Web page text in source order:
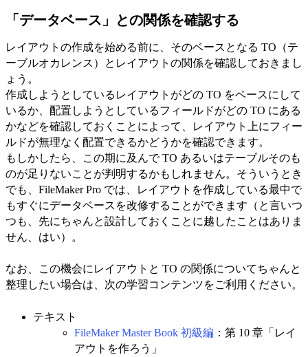
「データベース」との関係を確認する
レイアウトの作成を始める前に、そのベースとなる TO（テ
ーブルオカレンス）とレイアウトの関係を確認しておきまし
ょう。
作成しようとしているレイアウトがどの TO をベースにして
いるか、配置しようとしているフィールドがどの TO にある
かなどを確認しておくことによって、レイアウト上にフィー
ルドが無理なく配置できるかどうかを確認できます。
もしかしたら、この期に及んで TO あるいはテーブルそのも
のが足りないことが判明するかもしれません。そういうとき
でも、FileMaker Pro では、レイアウトを作成している最中で
もすぐにデータベースを改修することができます（と言いつ
つも、先にちゃんと設計しておくことに越したことはありま
せん、はい）。
なお、この機会にレイアウトと TO の関係についてちゃんと
整理したい場合は、次の学習コンテンツをご利用ください。
テキスト
FileMaker Master Book 初級編 ：第 10 章「レイ
アウトを作ろう」